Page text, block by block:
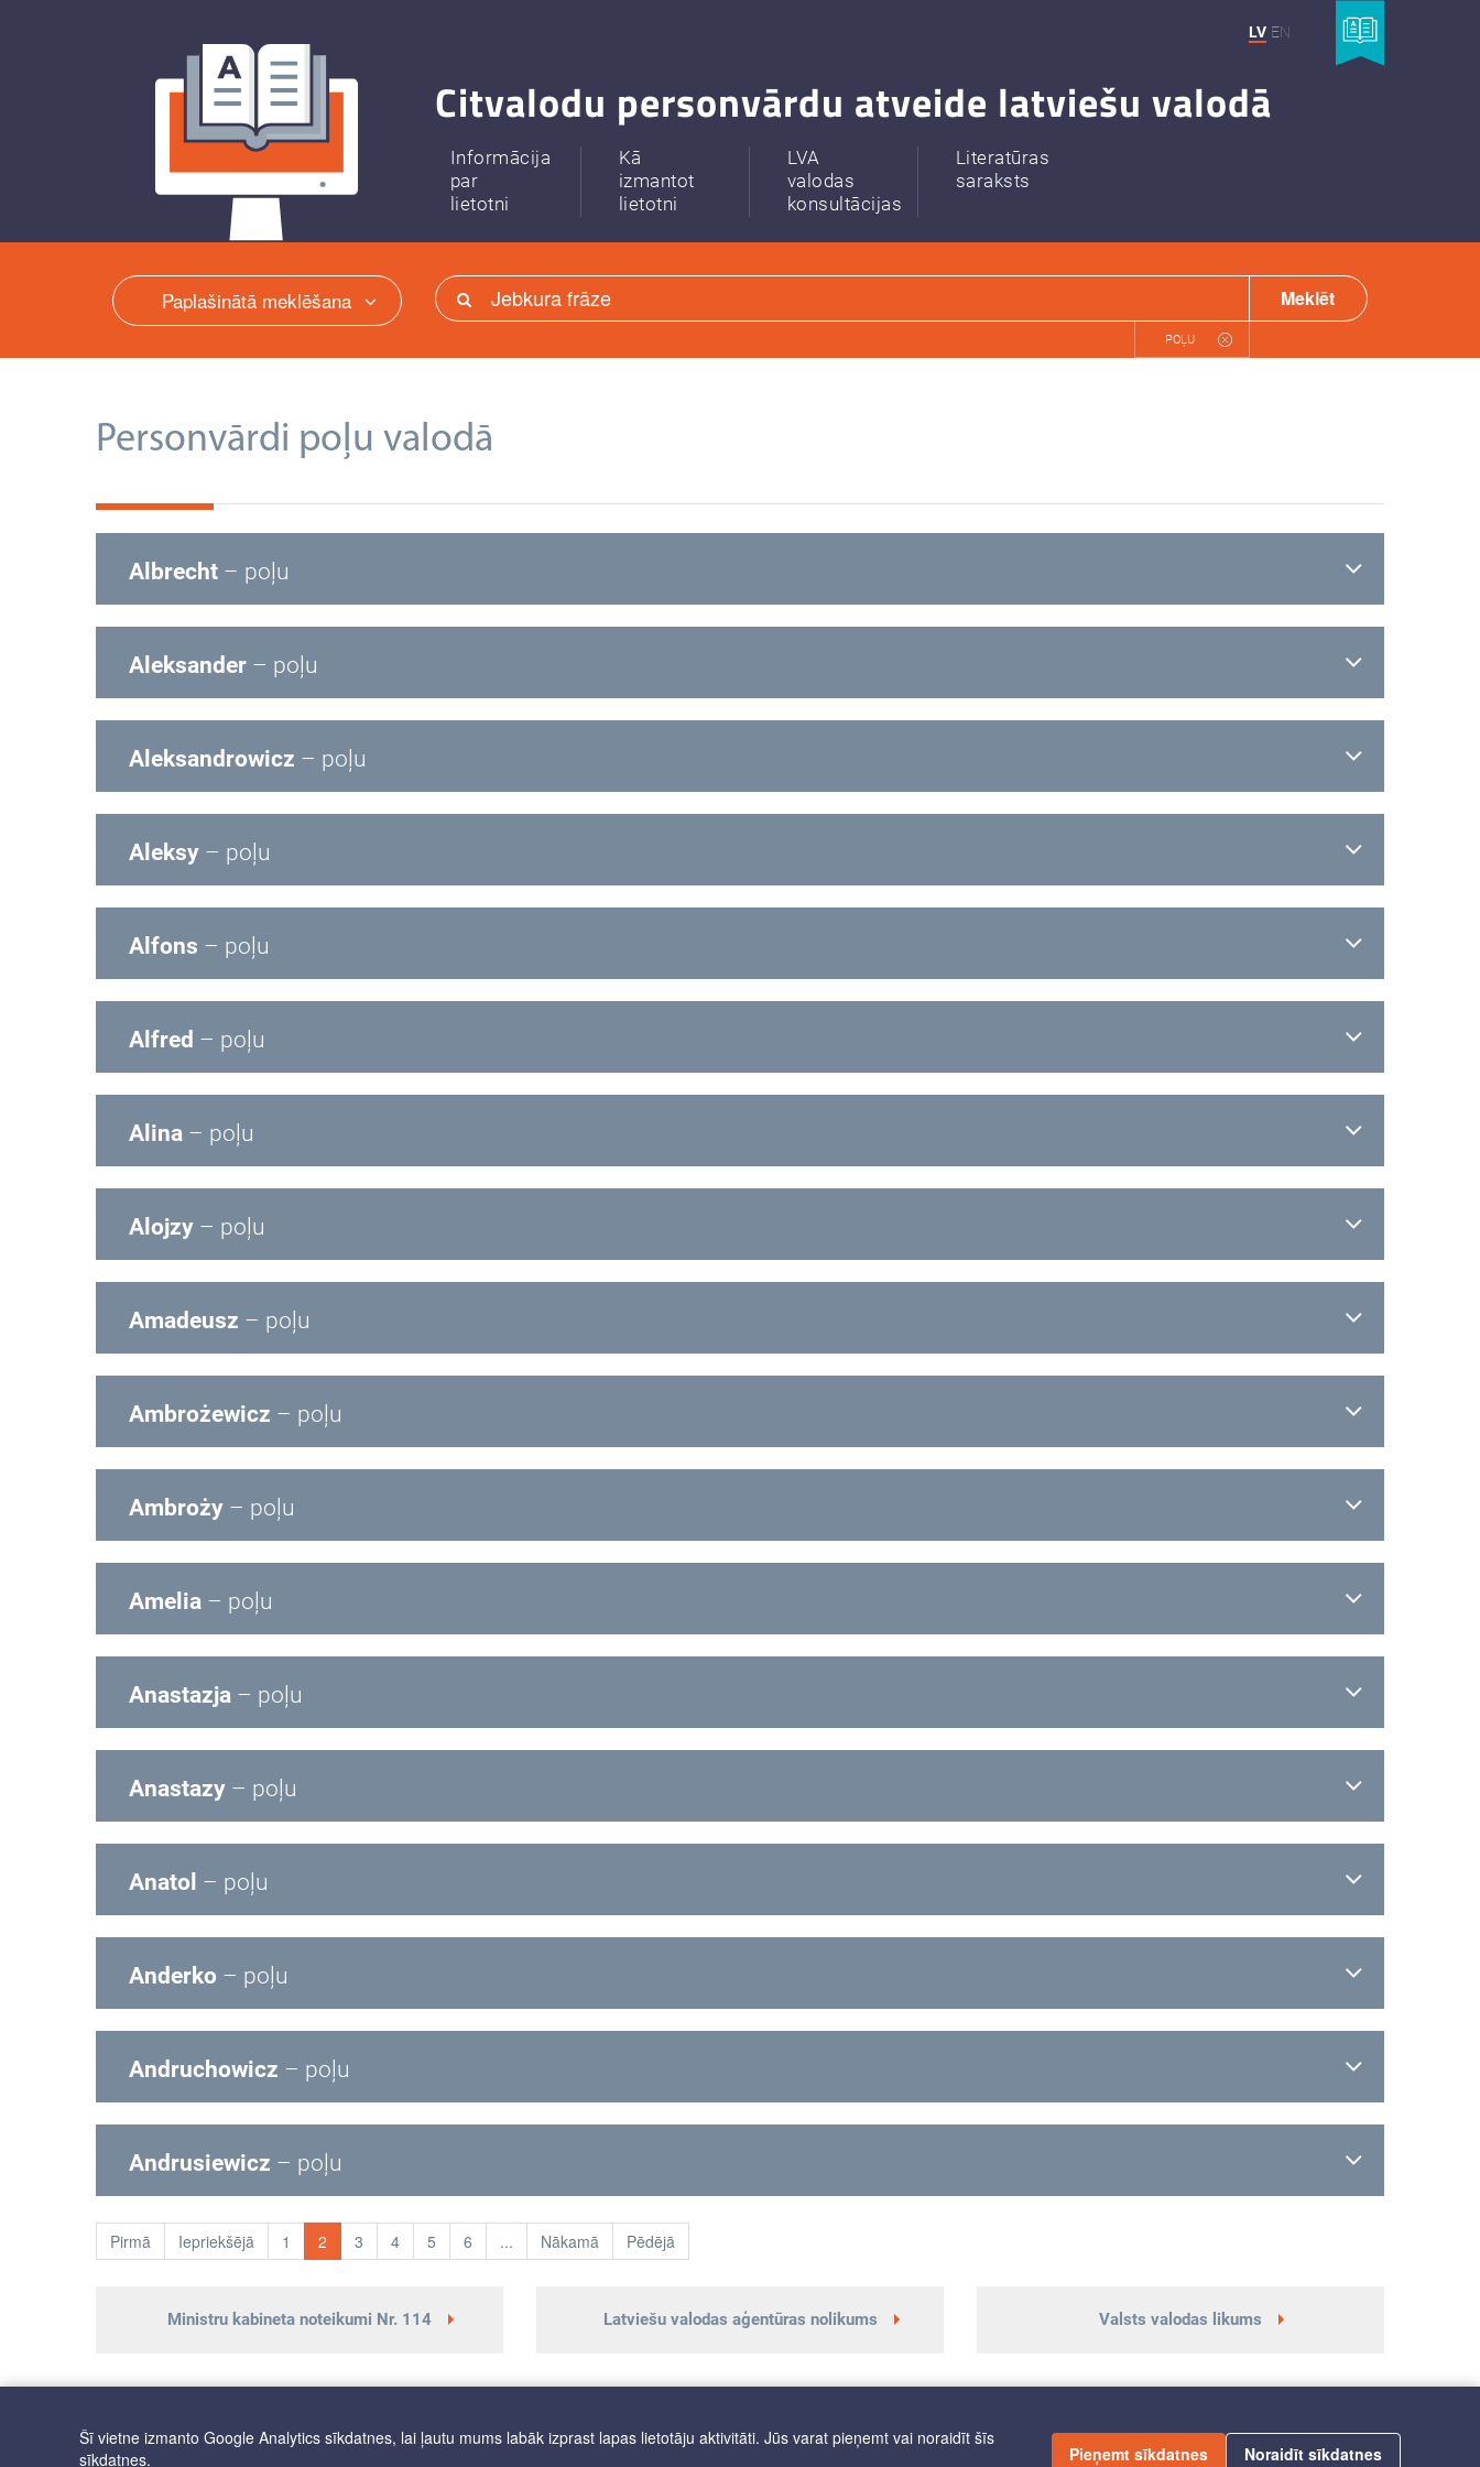
LV EN
Citvalodu personvārdu atveide latviešu valodā
Informācija
par
lietotni
Kā
izmantot
lietotni
LVA
valodas
konsultācijas
Literatūras
saraksts
Paplašinātā meklēšana
POĻU
Meklēt
Personvārdi poļu valodā
Albrecht – poļu
Aleksander – poļu
Aleksandrowicz – poļu
Aleksy – poļu
Alfons – poļu
Alfred – poļu
Alina – poļu
Alojzy – poļu
Amadeusz – poļu
Ambrożewicz – poļu
Ambroży – poļu
Amelia – poļu
Anastazja – poļu
Anastazy – poļu
Anatol – poļu
Anderko – poļu
Andruchowicz – poļu
Andrusiewicz – poļu
Pirmā Iepriekšējā 1 2 3 4 5 6 ... Nākamā Pēdējā
Ministru kabineta noteikumi Nr. 114 Latviešu valodas aģentūras nolikums Valsts valodas likums
PIEKĻŪSTAMĪBA
Šī vietne izmanto Google Analytics sīkdatnes, lai ļautu mums labāk izprast lapas lietotāju aktivitāti. Jūs varat pieņemt vai noraidīt šīs
sīkdatnes.
Pieņemt sīkdatnes Noraidīt sīkdatnes